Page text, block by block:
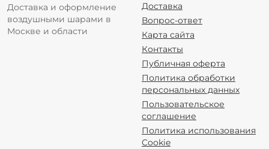
Доставка и оформление
воздушными шарами в
Москве и области
Доставка
Вопрос-ответ
Карта сайта
Контакты
Публичная оферта
Политика обработки
персональных данных
Пользовательское
соглашение
Политика использования
Cookie